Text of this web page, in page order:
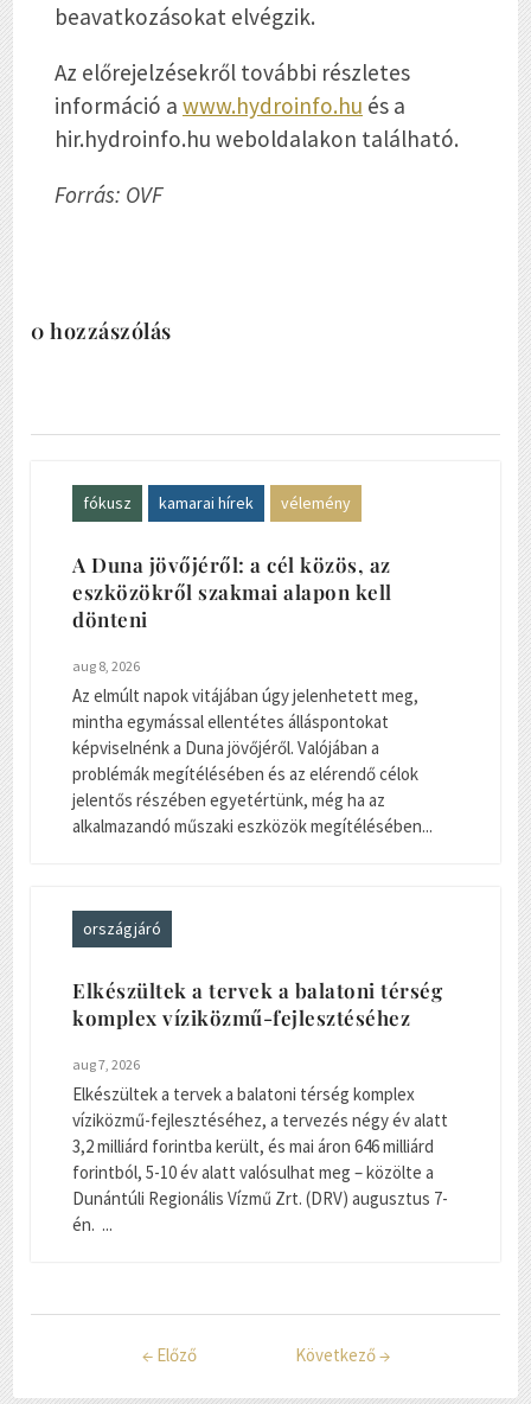
beavatkozásokat elvégzik.
Az előrejelzésekről további részletes
információ a www.hydroinfo.hu és a
hir.hydroinfo.hu weboldalakon található.
Forrás: OVF
0 hozzászólás
fókusz kamarai hírek vélemény
A Duna jövőjéről: a cél közös, az
eszközökről szakmai alapon kell
dönteni
aug 8, 2026
Az elmúlt napok vitájában úgy jelenhetett meg,
mintha egymással ellentétes álláspontokat
képviselnénk a Duna jövőjéről. Valójában a
problémák megítélésében és az elérendő célok
jelentős részében egyetértünk, még ha az
alkalmazandó műszaki eszközök megítélésében...
országjáró
Elkészültek a tervek a balatoni térség
komplex víziközmű-fejlesztéséhez
aug 7, 2026
Elkészültek a tervek a balatoni térség komplex
víziközmű-fejlesztéséhez, a tervezés négy év alatt
3,2 milliárd forintba került, és mai áron 646 milliárd
forintból, 5-10 év alatt valósulhat meg – közölte a
Dunántúli Regionális Vízmű Zrt. (DRV) augusztus 7-
én. ...
← Előző Következő→